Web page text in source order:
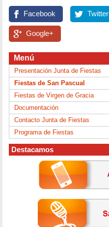
Facebook Twitter
Google+
Menú
Presentación Junta de Fiestas
Fiestas de San Pascual
Fiestas de Virgen de Gracia
Documentación
Contacto Junta de Fiestas
Programa de Fiestas
Destacamos